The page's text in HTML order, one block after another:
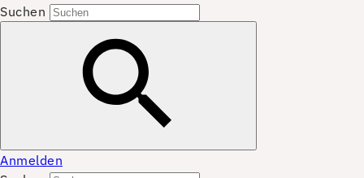
Suchen
Anmelden